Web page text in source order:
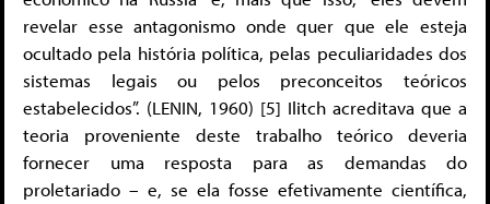
revelar esse antagonismo onde quer que ele esteja
ocultado pela história política, pelas peculiaridades dos
sistemas legais ou pelos preconceitos teóricos
estabelecidos”. (LENIN, 1960) [5] Ilitch acreditava que a
teoria proveniente deste trabalho teórico deveria
fornecer uma resposta para as demandas do
proletariado – e, se ela fosse efetivamente científica,